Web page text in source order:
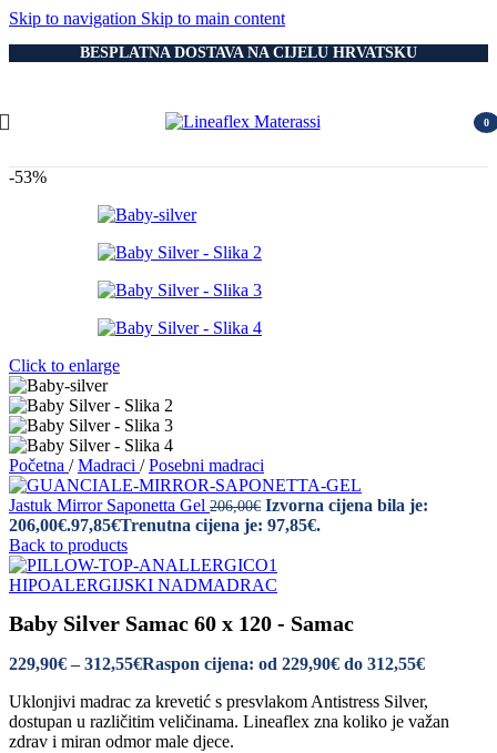
Skip to navigation Skip to main content
BESPLATNA DOSTAVA NA CIJELU HRVATSKU
0
-53%
Click to enlarge
Početna / Madraci / Posebni madraci
Jastuk Mirror Saponetta Gel 206,00€ Izvorna cijena bila je:
206,00€.97,85€Trenutna cijena je: 97,85€.
Back to products
HIPOALERGIJSKI NADMADRAC
Baby Silver Samac 60 x 120 - Samac
229,90€ – 312,55€Raspon cijena: od 229,90€ do 312,55€
Uklonjivi madrac za krevetić s presvlakom Antistress Silver,
dostupan u različitim veličinama. Lineaflex zna koliko je važan
zdrav i miran odmor male djece.